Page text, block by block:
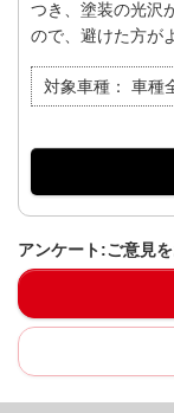
つき、塗装の光沢
ので、避けた方が
対象車種： 車種
アンケート:ご意見